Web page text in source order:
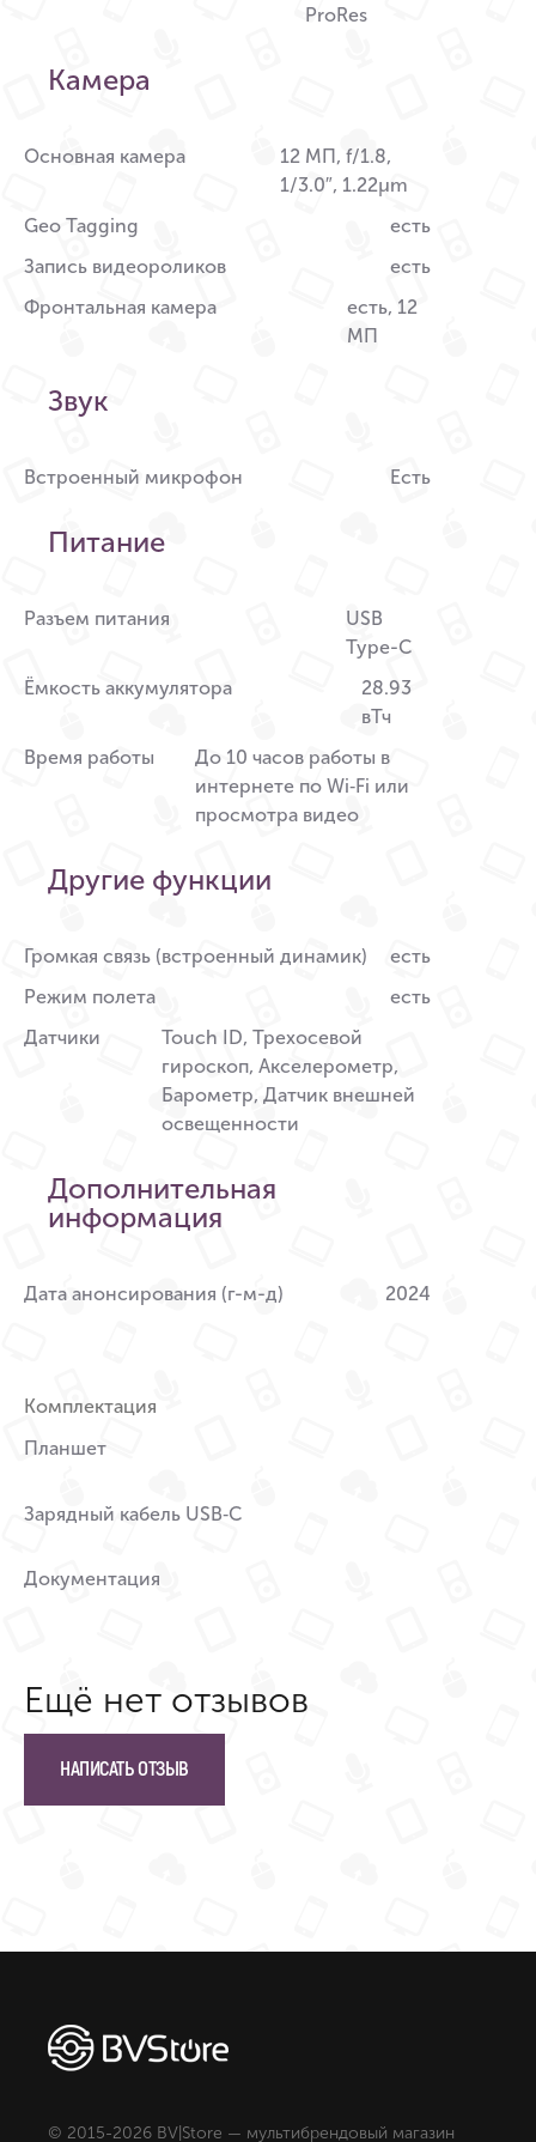
ProRes
Камера
Основная камера
12 МП, f/1.8,
1/3.0″, 1.22µm
Geo Tagging
есть
Запись видеороликов
есть
Фронтальная камера
есть, 12
МП
Звук
Встроенный микрофон Есть
Питание
Разъем питания
USB
Type-C
Ёмкость аккумулятора
28.93
вТч
Время работы
До 10 часов работы в
интернете по Wi‑Fi или
просмотра видео
Другие функции
Громкая связь (встроенный динамик)
есть
Режим полета
есть
Датчики
Touch ID, Трехосевой
гироскоп, Акселерометр,
Барометр, Датчик внешней
освещенности
Дополнительная
информация
Дата анонсирования (г-м-д) 2024
Комплектация
Планшет
Зарядный кабель USB‑C
Документация
Ещё нет отзывов
НАПИСАТЬ ОТЗЫВ
© 2015-2026 BV|Store — мультибрендовый магазин